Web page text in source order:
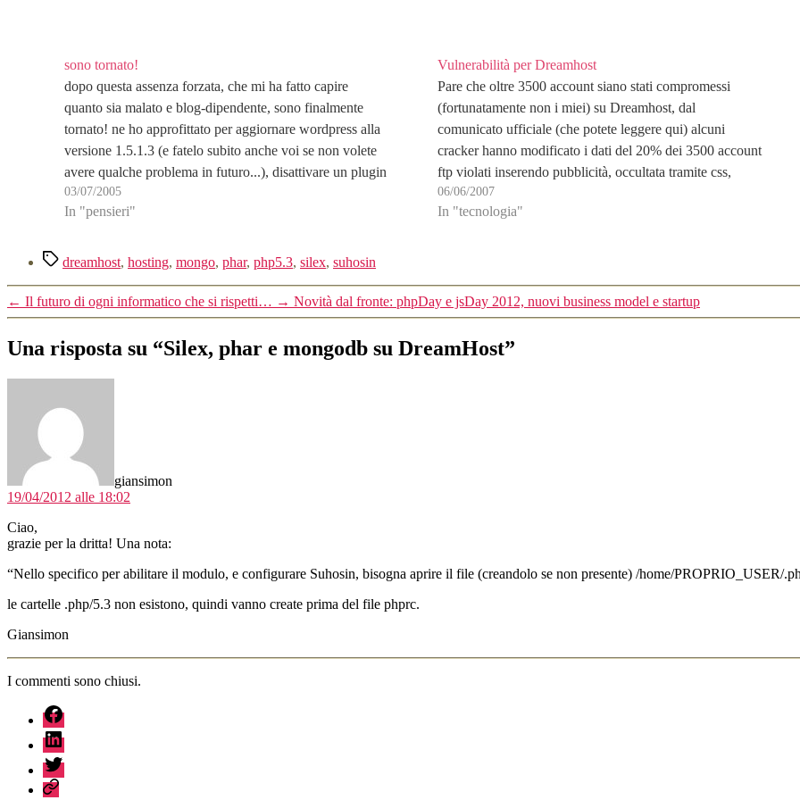
sono tornato!
dopo questa assenza forzata, che mi ha fatto capire
quanto sia malato e blog-dipendente, sono finalmente
tornato! ne ho approfittato per aggiornare wordpress alla
versione 1.5.1.3 (e fatelo subito anche voi se non volete
avere qualche problema in futuro...), disattivare un plugin
per le statistiche che aveva portato il db…
03/07/2005
In "pensieri"
Vulnerabilità per Dreamhost
Pare che oltre 3500 account siano stati compromessi
(fortunatamente non i miei) su Dreamhost, dal
comunicato ufficiale (che potete leggere qui) alcuni
cracker hanno modificato i dati del 20% dei 3500 account
ftp violati inserendo pubblicità, occultata tramite css,
all'interno di index.php e index.html dei vari siti. Da
notare che…
06/06/2007
In "tecnologia"
Tagdreamhost, hosting, mongo, phar, php5.3, silex, suhosin
← Il futuro di ogni informatico che si rispetti… → Novità dal fronte: phpDay e jsDay 2012, nuovi business model e startup
Una risposta su “Silex, phar e mongodb su DreamHost”
giansimon
19/04/2012 alle 18:02
Ciao,
grazie per la dritta! Una nota:
“Nello specifico per abilitare il modulo, e configurare Suhosin, bisogna aprire il file (creandolo se non presente) /home/PROPRIO_USER/
le cartelle .php/5.3 non esistono, quindi vanno create prima del file phprc.
Giansimon
I commenti sono chiusi.
fb
linkedin
twitter
sessionize